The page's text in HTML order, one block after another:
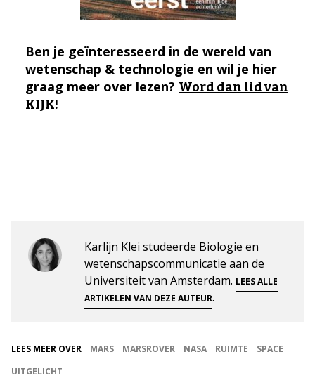
Ben je geïnteresseerd in de wereld van
wetenschap & technologie en wil je hier
graag meer over lezen? Word dan lid van
KIJK!
Karlijn Klei studeerde Biologie en
wetenschapscommunicatie aan de
Universiteit van Amsterdam. LEES ALLE
ARTIKELEN VAN DEZE AUTEUR.
LEES MEER OVER MARS MARSROVER NASA RUIMTE
SPACE
UITGELICHT